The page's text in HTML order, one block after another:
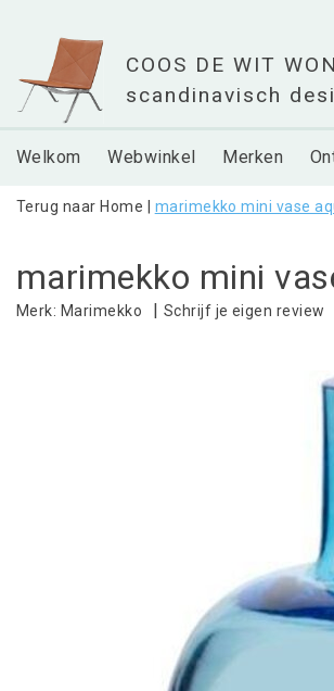
Welkom Webwinkel Merken
Terug naar Home marimekko mini vase
marimekko mini
Merk: Marimekko | Schrijf je eigen review